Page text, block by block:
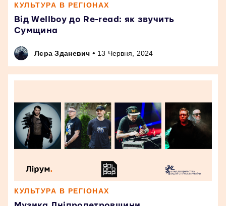
КУЛЬТУРА В РЕГІОНАХ
Від Wellboy до Re-read: як звучить
Сумщина
Лєра Зданевич • 13 Червня, 2024
КУЛЬТУРА В РЕГІОНАХ